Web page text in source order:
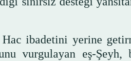
ibadetini yerine
vurgulayan eş-Şeyh,